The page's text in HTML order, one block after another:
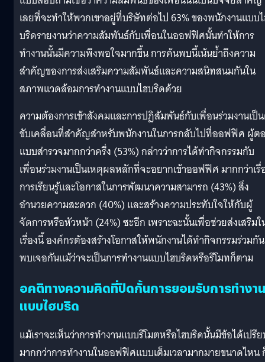
เลยที่จะทำให้พวกเขาอยู่ที่บริษัทต่อไป 63% ของพนักงานแบบ
บริดรายงานว่าความสัมพันธ์กับเพื่อนในออฟฟิศนั้นทำให้การ
ทำงานนั้นมีความพึงพอใจมากขึ้น การค้นพบนี้เน้นย้ำถึงความ
สำคัญของการส่งเสริมความสัมพันธ์และความสนิทสนมกันใน
สภาพแวดล้อมการทำงานแบบไฮบริดด้วย
ความต้องการเข้าสังคมและการปฏิสัมพันธ์กับเพื่อนร่วมงานเป็
ขับเคลื่อนที่สำคัญสำหรับพนักงานในการกลับไปที่ออฟฟิศ ผู้ต
แบบสำรวจมากกว่าครึ่ง (53%) กล่าวว่าการได้ทำกิจกรรมกับ
เพื่อนร่วมงานเป็นเหตุผลหลักที่จะอยากเข้าออฟฟิศ มากกว่าเรื่
การเรียนรู้และโอกาสในการพัฒนาความสามารถ (43%) สิ่ง
อำนวยความสะดวก (40%) และสร้างความประทับใจให้กับผู้
จัดการหรือหัวหน้า (24%) ซะอีก เพราะฉะนั้นเพื่อช่วยส่งเสริมใ
เรื่องนี้ องค์กรต้องสร้างโอกาสให้พนักงานได้ทำกิจกรรมร่วมกัน
พบเจอกันแม้ว่าจะเป็นการทำงานแบบไฮบริดหรือรีโมทก็ตาม
อคติทางความคิดที่ปิดกั้นการยอมรับการทำงาน
แบบไฮบริด
แม้เราจะเห็นว่าการทำงานแบบรีโมตหรือไฮบริดนั้นมีข้อได้เปรี
มากกว่าการทำงานในออฟฟิศแบบเต็มเวลามากมายขนาดไหน